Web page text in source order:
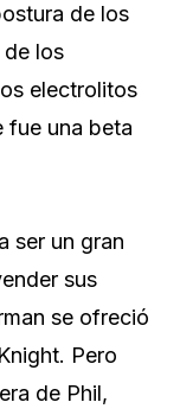
de los
de los
electrolitos
fue una beta
ser un gran
sus
se ofreció
Pero
de Phil,